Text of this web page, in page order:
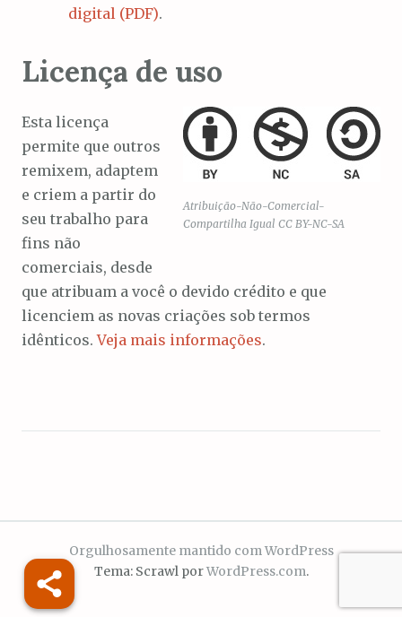
digital (PDF).
Licença de uso
Atribuição-Não-Comercial-
Compartilha Igual CC BY-NC-SA
Esta licença
permite que outros
remixem, adaptem
e criem a partir do
seu trabalho para
fins não
comerciais, desde
que atribuam a você o devido crédito e que
licenciem as novas criações sob termos
idênticos.Veja mais informações.
Orgulhosamente mantido com WordPress
Tema: Scrawl porWordPress.com.